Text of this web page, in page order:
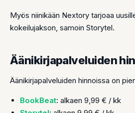
Myös niinikään Nextory tarjoaa
kokeilujakson, samoin Storytel.
Äänikirjapalveluiden
Äänikirjapalveluiden hinnoissa on
BookBeat: alkaen 9,99 € / kk